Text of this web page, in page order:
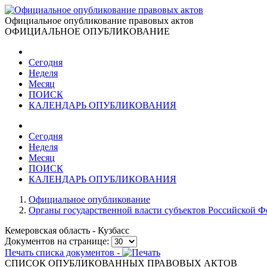
Официальное опубликование правовых актов
ОФИЦИАЛЬНОЕ ОПУБЛИКОВАНИЕ
Сегодня
Неделя
Месяц
ПОИСК
КАЛЕНДАРЬ ОПУБЛИКОВАНИЯ
Сегодня
Неделя
Месяц
ПОИСК
КАЛЕНДАРЬ ОПУБЛИКОВАНИЯ
Официальное опубликование
Органы государственной власти субъектов Российской
Кемеровская область - Кузбасс
Документов на странице:
Печать списка документов -
СПИСОК ОПУБЛИКОВАННЫХ ПРАВОВЫХ АКТОВ